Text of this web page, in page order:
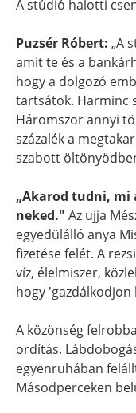
A stúdió halotti
Puzsér Róbert: „A
amit te és a
hogy a dolgozó
tartsátok. Harminc
Háromszor annyi
százalék a
szabott
„Akarod tudni, mi
neked." Az ujja
egyedülálló anya
fizetése felét. A
víz, élelmiszer,
hogy
A közönség
ordítás.
egyenruhában
Másodperceken